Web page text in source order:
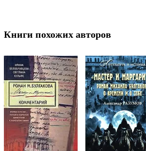
Книги похожих авторов